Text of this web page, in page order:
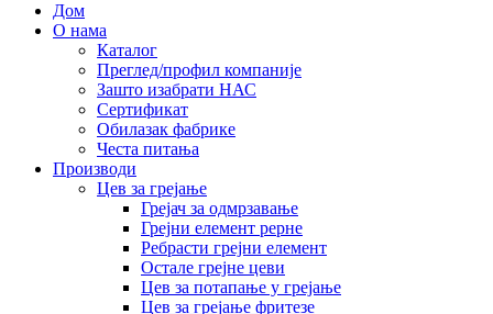
Дом
О нама
Каталог
Преглед/профил компаније
Зашто изабрати НАС
Сертификат
Обилазак фабрике
Честа питања
Производи
Цев за грејање
Грејач за одмрзавање
Грејни елемент рерне
Ребрасти грејни елемент
Остале грејне цеви
Цев за потапање у грејање
Цев за грејање фритезе